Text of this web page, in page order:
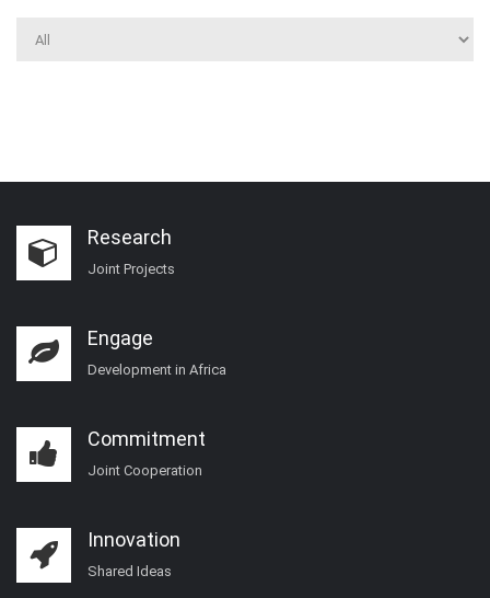
Research
Joint Projects
Engage
Development in Africa
Commitment
Joint Cooperation
Innovation
Shared Ideas